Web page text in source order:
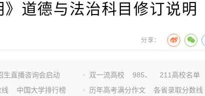
道德与法治科目修订说明
分享：
生直播咨询会启动
中国大学排行榜
双一流高校 985、
211高校名单
历年高考满分作文
各省录取分数线